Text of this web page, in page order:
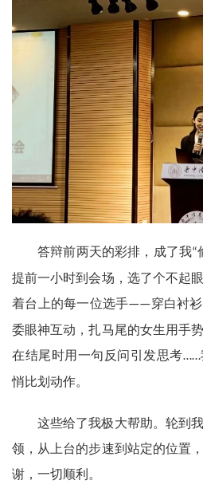
答辩前两天的彩排，成了我“
提前一小时到会场，选了个不起
着台上的每一位选手——穿白衬
委眼神互动，扎马尾的女生用手
在结尾时用一句反问引发思考……
悄比划动作。
这些给了我极大帮助。轮到
领，从上台的步速到站定的位置
谢，一切顺利。